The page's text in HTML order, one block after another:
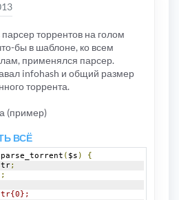
парсер торрентов на голом
бы в шаблоне, ко всем
применялся парсер.
infohash и общий размер
торрента.
(пример)
ВСЁ
parse_torrent ( $s )
{
;
;